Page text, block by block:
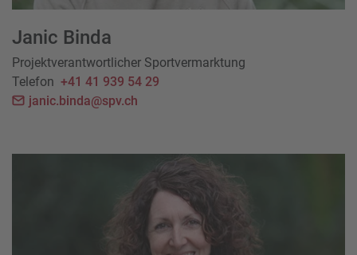
Janic Binda
Projektverantwortlicher Sportvermarktung
Telefon +41 41 939 54 29
janic.binda@spv.ch